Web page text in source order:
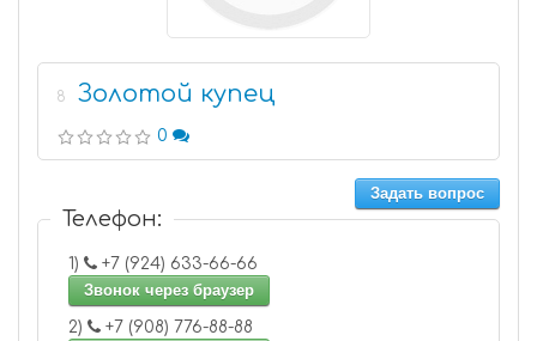
8 Золотой купец
0
Задать вопрос
Телефон:
1)
+7 (924) 633-66-66
Звонок через браузер
2)
+7 (908) 776-88-88